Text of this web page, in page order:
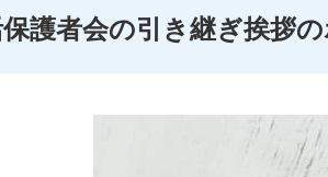
護者会の引き継ぎ挨拶